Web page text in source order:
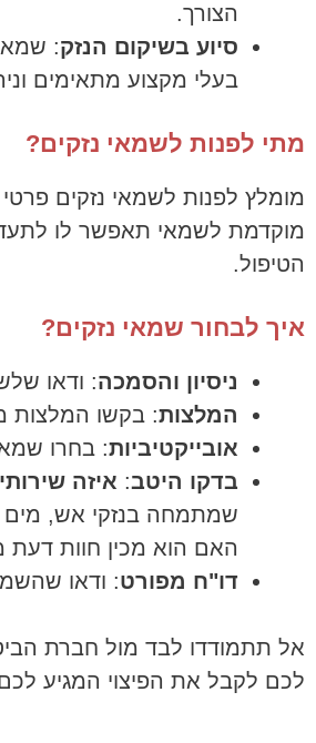
הצורך.
סיוע בשיקום הנזק:
בעלי מקצוע מתאימים
מתי לפנות לשמאי נזקים?
מומלץ לפנות לשמאי נזקים
מוקדמת לשמאי תאפשר לו
הטיפול.
איך לבחור שמאי נזקים?
ניסיון והסמכה: ודאו
המלצות: בקשו המלצות
אובייקטיביות: בחרו
בדקו היטב: איזה
שמתמחה בנזקי אש, מים
האם הוא מכין חוות דעת
דו"ח מפורט: ודאו
אל תתמודדו לבד מול חברת
לכם לקבל את הפיצוי המגיע